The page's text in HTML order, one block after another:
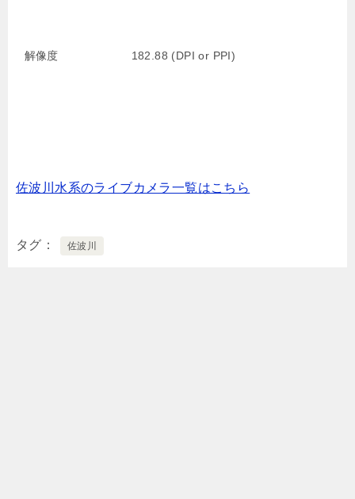
解像度 182.88 (DPI or PPI)
佐波川水系のライブカメラ一覧はこちら
タグ 佐波川